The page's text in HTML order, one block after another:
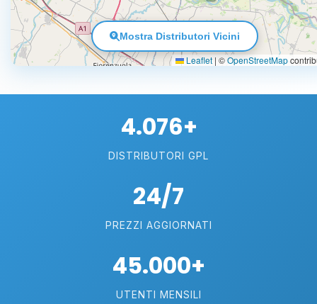
Leaflet | ©OpenStreetMap
Mostra Distributori Vicini
4.076+
DISTRIBUTORI GPL
24/7
PREZZI AGGIORNATI
45.000+
UTENTI MENSILI